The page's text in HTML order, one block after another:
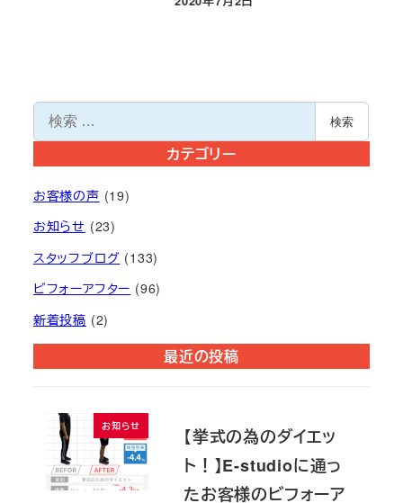
投稿日
索
検索
カテゴリー
お客様の声 (19)
お知らせ (23)
スタッフブログ (133)
ビフォーアフター (96)
新着投稿 (2)
最近の投稿
お知らせ
【挙式の為のダイエッ
ト！】E-studioに通っ
たお客様のビフォーア